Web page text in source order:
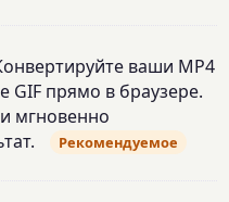
ваши MP4
GIF прямо в браузере.
мгновенно
Рекомендуемое